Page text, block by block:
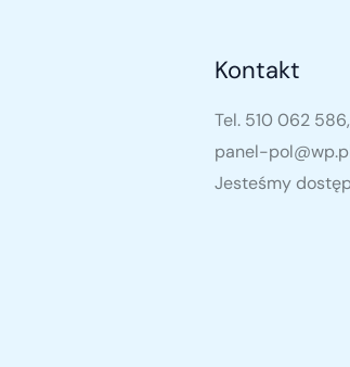
Kontakt
Tel. 510 062
panel-
Jesteśmy